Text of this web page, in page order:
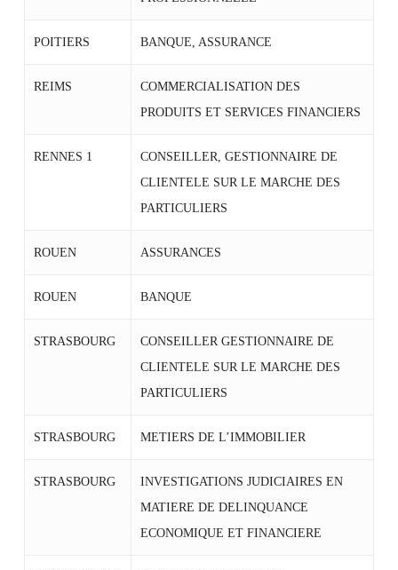
POITIERS BANQUE, ASSURANCE
REIMS
COMMERCIALISATION DES
PRODUITS ET SERVICES FINANCIERS
RENNES 1
CONSEILLER, GESTIONNAIRE DE
CLIENTELE SUR LE MARCHE DES
PARTICULIERS
ROUEN ASSURANCES
ROUEN BANQUE
STRASBOURG
CONSEILLER GESTIONNAIRE DE
CLIENTELE SUR LE MARCHE DES
PARTICULIERS
STRASBOURG METIERS DE L’IMMOBILIER
STRASBOURG
INVESTIGATIONS JUDICIAIRES EN
MATIERE DE DELINQUANCE
ECONOMIQUE ET FINANCIERE